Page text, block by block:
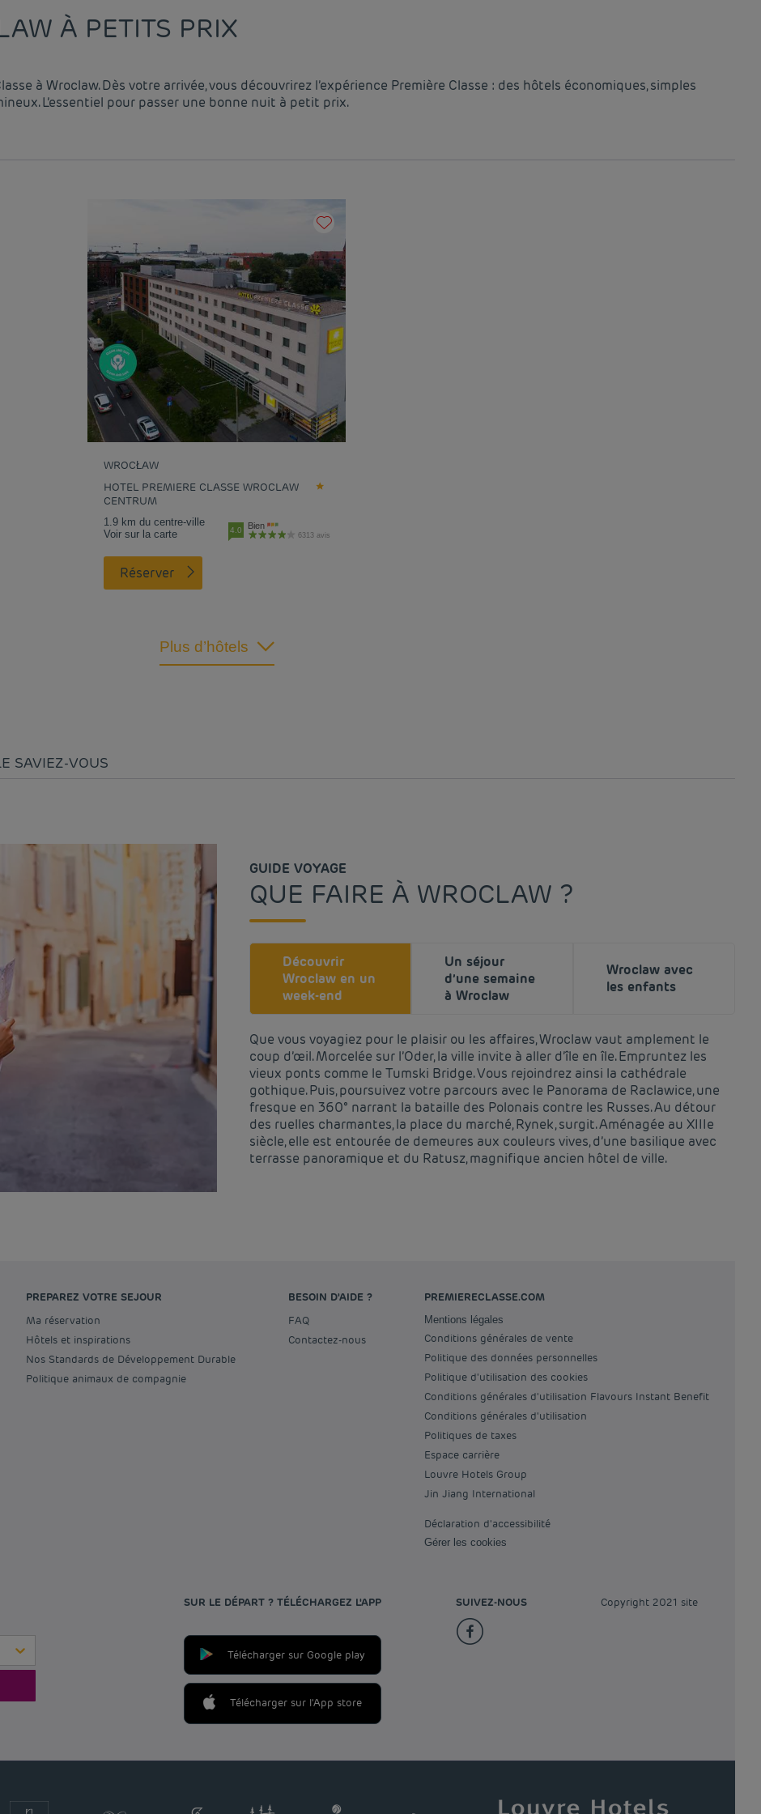
À PETITS PRIX
à Wroclaw. Dès votre arrivée, vous découvrirez l’expérience Première Classe : des hôtels économiques, simples
L’essentiel pour passer une bonne nuit à petit prix.
WROCŁAW
HOTEL PREMIERE CLASSE WROCLAW
CENTRUM
1.9 km du centre-ville
Voir sur la carte
4.0 Bien
6313 avis
Réserver
Plus d’hôtels
SAVIEZ-VOUS
GUIDE VOYAGE
QUE FAIRE À WROCLAW ?
Découvrir
Wroclaw en un
week-end
Un séjour
d’une semaine
à Wroclaw
Wroclaw avec
les enfants
Que vous voyagiez pour le plaisir ou les affaires, Wroclaw vaut amplement le
coup d’œil. Morcelée sur l’Oder, la ville invite à aller d’île en île. Empruntez les
vieux ponts comme le Tumski Bridge. Vous rejoindrez ainsi la cathédrale
gothique. Puis, poursuivez votre parcours avec le Panorama de Raclawice, une
fresque en 360° narrant la bataille des Polonais contre les Russes. Au détour
des ruelles charmantes, la place du marché, Rynek, surgit. Aménagée au XIIIe
siècle, elle est entourée de demeures aux couleurs vives, d’une basilique avec
terrasse panoramique et du Ratusz, magnifique ancien hôtel de ville.
PREPAREZ VOTRE SEJOUR
Ma réservation
Hôtels et inspirations
Nos Standards de Développement Durable
Politique animaux de compagnie
BESOIN D'AIDE ?
FAQ
Contactez-nous
PREMIERECLASSE.COM
Mentions légales
Conditions générales de vente
Politique des données personnelles
Politique d'utilisation des cookies
Conditions générales d'utilisation Flavours Instant Benefit
Conditions générales d'utilisation
Politiques de taxes
Espace carrière
Louvre Hotels Group
Jin Jiang International
Déclaration d'accessibilité
Gérer les cookies
SUR LE DÉPART ? TÉLÉCHARGEZ L'APP
Télécharger sur Google play
Télécharger sur l'App store
SUIVEZ-NOUS Copyright 2021 site